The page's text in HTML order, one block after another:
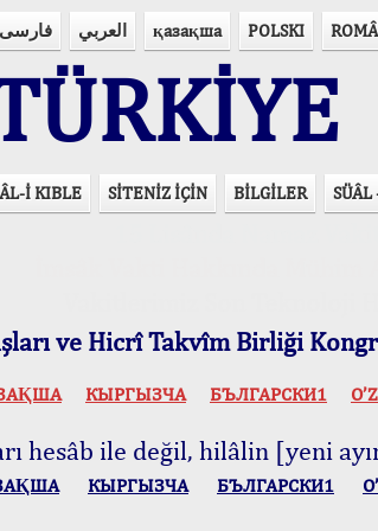
فارسی العربي қазақша POLSKI
İ KIBLE SİTENİZ İÇİN BİLGİLER SÜÂL
ve Hicrî Takvîm Birliği
КЫPГЫЗЧA БЪЛГАРСКИ1
hesâb ile değil, hilâlin [yeni
КЫPГЫЗЧA БЪЛГАРСКИ1